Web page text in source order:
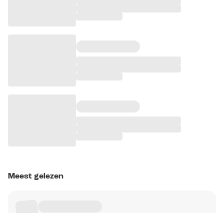
Meest gelezen